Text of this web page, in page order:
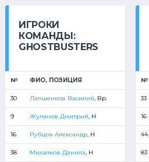
ИГРОКИ
КОМАНДЫ:
GHOSTBUSTERS
№ ФИО, ПОЗИЦИЯ
30 Лапшенков Василий, Вр.
9 Жуланов Дмитрий, Н
16 Рубцов Александр, Н
38 Михалков Данила, Н
№
33
16
44
83